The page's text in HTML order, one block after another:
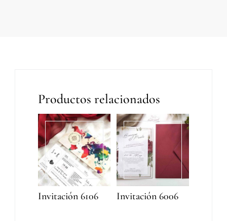
Productos relacionados
Invitación 6106 Invitación 6006